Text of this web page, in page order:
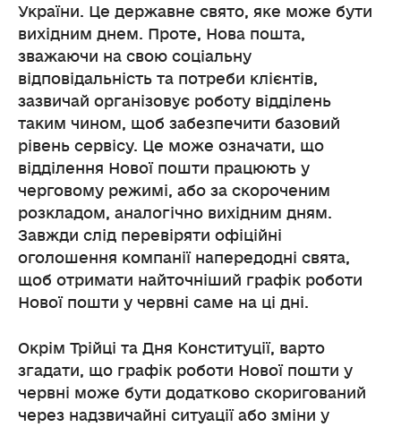
України. Це державне свято, яке може бути
вихідним днем. Проте, Нова пошта,
зважаючи на свою соціальну
відповідальність та потреби клієнтів,
зазвичай організовує роботу відділень
таким чином, щоб забезпечити базовий
рівень сервісу. Це може означати, що
відділення Нової пошти працюють у
черговому режимі, або за скороченим
розкладом, аналогічно вихідним дням.
Завжди слід перевіряти офіційні
оголошення компанії напередодні свята,
щоб отримати найточніший графік роботи
Нової пошти у червні саме на ці дні.
Окрім Трійці та Дня Конституції, варто
згадати, що графік роботи Нової пошти у
червні може бути додатково скоригований
через надзвичайні ситуації або зміни у